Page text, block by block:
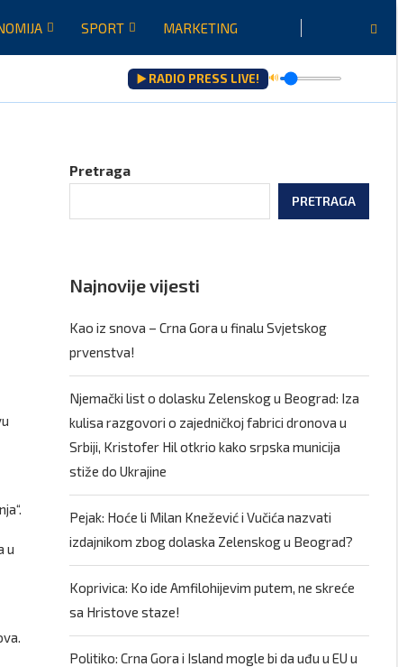
SPORT MARKETING
▶️ RADIO PRESS LIVE! 🔊
u
Pretraga
PRETRAGA
Najnovije vijesti
Kao iz snova – Crna Gora u finalu Svjetskog
prvenstva!
Njemački list o dolasku Zelenskog u Beograd: Iza
kulisa razgovori o zajedničkoj fabrici dronova u
Srbiji, Kristofer Hil otkrio kako srpska municija
stiže do Ukrajine
Pejak: Hoće li Milan Knežević i Vučića nazvati
izdajnikom zbog dolaska Zelenskog u Beograd?
Koprivica: Ko ide Amfilohijevim putem, ne skreće
sa Hristove staze!
Politiko: Crna Gora i Island mogle bi da uđu u EU u